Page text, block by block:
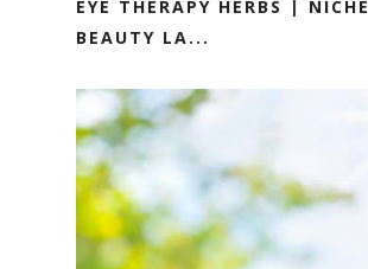
EYE THERAPY HERBS | NICHE
BEAUTY LA...